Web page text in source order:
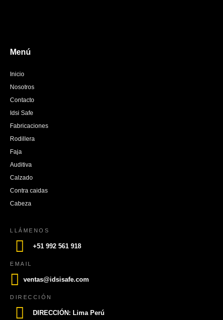
Menú
Inicio
Nosotros
Contacto
Idsi Safe
Fabricaciones
Rodillera
Faja
Auditiva
Calzado
Contra caidas
Cabeza
LLÁMENOS
+51 992 561 918
EMAIL
ventas@idsisafe.com
DIRECCIÓN
DIRECCIÓN: Lima Perú